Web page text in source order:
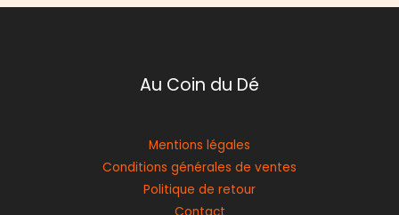
Au Coin du Dé
Mentions légales
Conditions générales de ventes
Politique de retour